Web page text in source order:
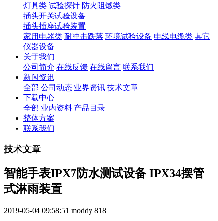
灯具类 试验探针 防火阻燃类
插头开关试验设备
插头插座试验装置
家用电器类 耐冲击跌落 环境试验设备 电线电缆类 其它
仪器设备
关于我们
公司简介 在线反馈 在线留言 联系我们
新闻资讯
全部 公司动态 业界资讯 技术文章
下载中心
全部 业内资料 产品目录
整体方案
联系我们
技术文章
智能手表IPX7防水测试设备 IPX34摆管
式淋雨装置
2019-05-04 09:58:51 moddy 818